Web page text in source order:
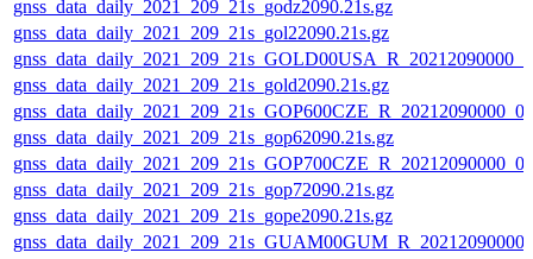
gnss_data_daily_2021_209_21s_godz2090.21s.gz
gnss_data_daily_2021_209_21s_gol22090.21s.gz
gnss_data_daily_2021_209_21s_gold2090.21s.gz
gnss_data_daily_2021_209_21s_gop62090.21s.gz
gnss_data_daily_2021_209_21s_gop72090.21s.gz
gnss_data_daily_2021_209_21s_gope2090.21s.gz